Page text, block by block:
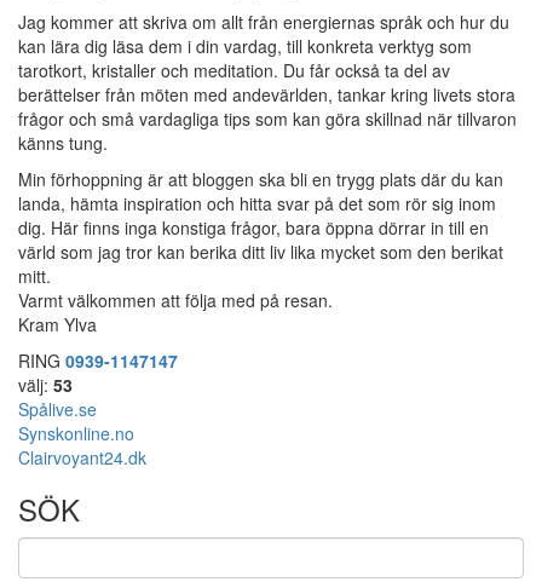
Jag kommer att skriva om allt från energiernas språk och hur du
kan lära dig läsa dem i din vardag, till konkreta verktyg som
tarotkort, kristaller och meditation. Du får också ta del av
berättelser från möten med andevärlden, tankar kring livets stora
frågor och små vardagliga tips som kan göra skillnad när tillvaron
känns tung.
Min förhoppning är att bloggen ska bli en trygg plats där du kan
landa, hämta inspiration och hitta svar på det som rör sig inom
dig. Här finns inga konstiga frågor, bara öppna dörrar in till en
värld som jag tror kan berika ditt liv lika mycket som den berikat
mitt.
Varmt välkommen att följa med på resan.
Kram Ylva
RING 0939-1147147
välj: 53
Spålive.se
Synskonline.no
Clairvoyant24.dk
SÖK